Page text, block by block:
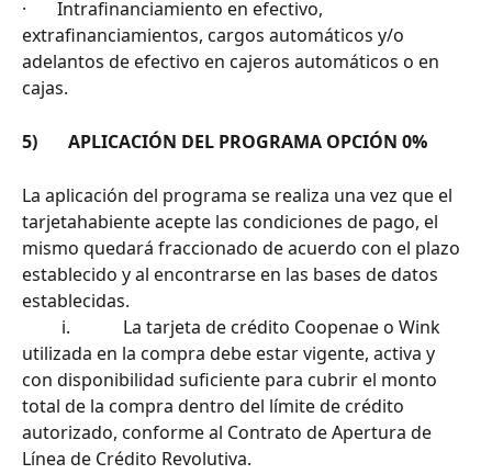
·       Intrafinanciamiento en efectivo,
extrafinanciamientos, cargos automáticos y/o
adelantos de efectivo en cajeros automáticos o en
cajas.
5)       APLICACIÓN DEL PROGRAMA OPCIÓN 0%
La aplicación del programa se realiza una vez que el
tarjetahabiente acepte las condiciones de pago, el
mismo quedará fraccionado de acuerdo con el plazo
establecido y al encontrarse en las bases de datos
establecidas.
utilizada en la compra debe estar vigente, activa y
con disponibilidad suficiente para cubrir el monto
total de la compra dentro del límite de crédito
autorizado, conforme al Contrato de Apertura de
Línea de Crédito Revolutiva.